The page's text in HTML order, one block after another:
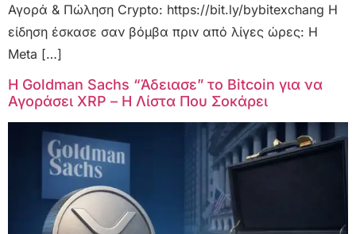
Αγορά & Πώληση Crypto: https://bit.ly/bybitexchang Η
είδηση έσκασε σαν βόμβα πριν από λίγες ώρες: Η
Meta […]
Η Goldman Sachs “Άδειασε” το Bitcoin για να
Αγοράσει XRP – Η Λίστα Που Σοκάρει